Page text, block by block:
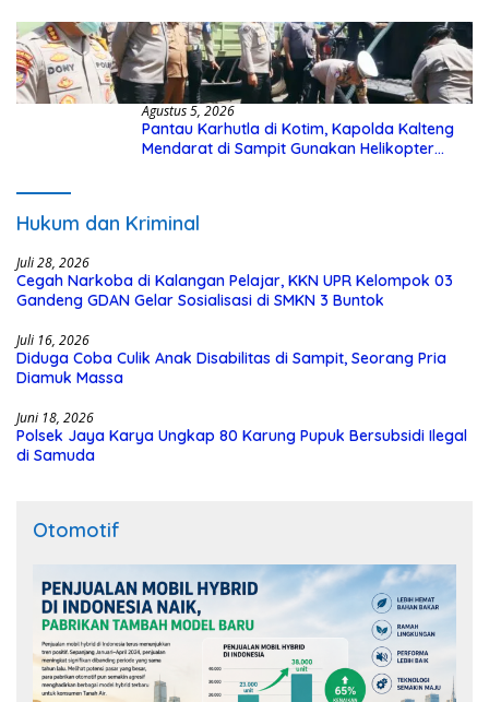
Agustus 5, 2026
Pantau Karhutla di Kotim, Kapolda Kalteng
Mendarat di Sampit Gunakan Helikopter
Hukum dan Kriminal
Juli 28, 2026
Cegah Narkoba di Kalangan Pelajar, KKN UPR Kelompok 03
Gandeng GDAN Gelar Sosialisasi di SMKN 3 Buntok
Juli 16, 2026
Diduga Coba Culik Anak Disabilitas di Sampit, Seorang Pria
Diamuk Massa
Juni 18, 2026
Polsek Jaya Karya Ungkap 80 Karung Pupuk Bersubsidi Ilegal
di Samuda
Otomotif